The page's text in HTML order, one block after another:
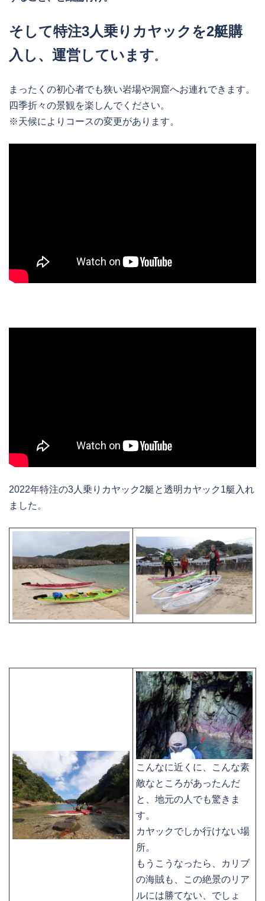
そして特注3人乗りカヤックを2艇購
入し、運営しています。
まったくの初心者でも狭い岩場や洞窟へお連れできます。
四季折々の景観を楽しんでください。
※天候によりコースの変更があります。
2022年特注の3人乗りカヤック2艇と透明カヤック1艇入れ
ました。
こんなに近くに、こんな素
敵なところがあったんだ
と、地元の人でも驚きま
す。
カヤックでしか行けない場
所。
もうこうなったら、カリブ
の海賊も、この絶景のリア
ルには勝てない、でしょ